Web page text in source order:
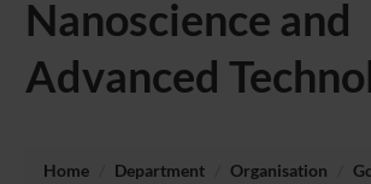
Nanoscience and
Advanced
Home Department Organisation